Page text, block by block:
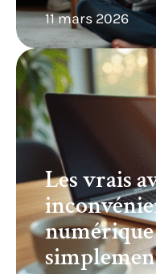
11 mars 2026
Les vrais